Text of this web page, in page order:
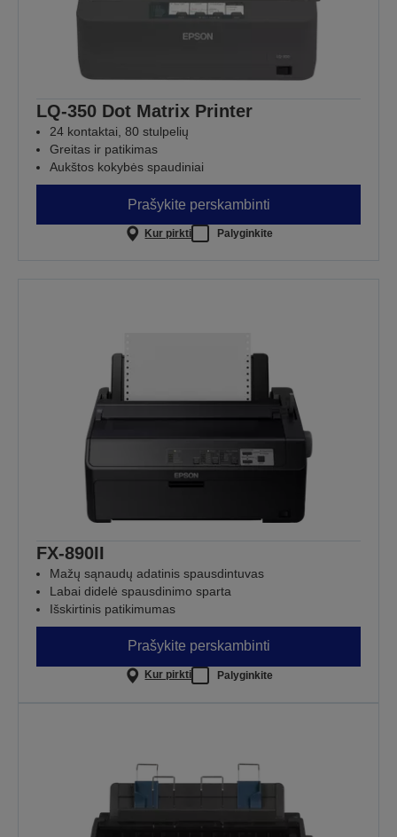
LQ-350 Dot Matrix Printer
24 kontaktai, 80 stulpelių
Greitas ir patikimas
Aukštos kokybės spaudiniai
Prašykite perskambinti
Kur pirkti Palyginkite
FX-890II
Mažų sąnaudų adatinis spausdintuvas
Labai didelė spausdinimo sparta
Išskirtinis patikimumas
Prašykite perskambinti
Kur pirkti Palyginkite